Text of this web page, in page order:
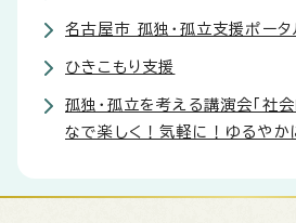
名古屋市 孤独・孤立支援ポータ
ひきこもり支援
孤独・孤立を考える講演会「社
なで楽しく！気軽に！ゆるやか